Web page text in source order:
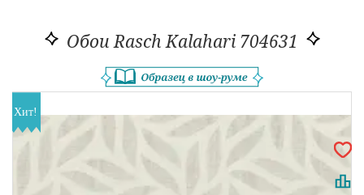
Обои Rasch Kalahari 704631